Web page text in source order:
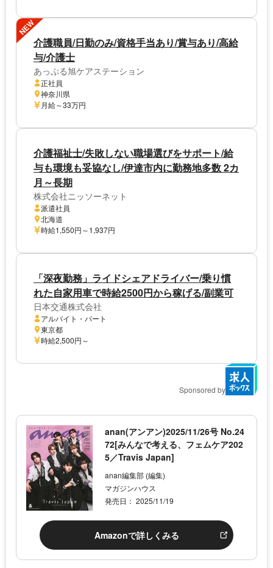
NEW
介護職員/日勤のみ/資格手当あり/賞与あり/高給
与/介護士
あっぷる旭ケアステーション
正社員
神奈川県
月給～33万円
介護福祉士/失敗しない職場選びをサポート/給
与も環境も妥協なし/伊達市内に勤務地多数 2カ
月～長期
株式会社ニッソーネット
派遣社員
北海道
時給1,550円～1,937円
「深夜勤務」ライドシェアドライバー/乗り慣
れた自家用車で時給2500円から稼げる/副業可
日本交通株式会社
アルバイト・パート
東京都
時給2,500円～
Sponsored by
anan(アンアン)2025/11/26号 No.24
72[みんなで考える、フェムケア202
5／Travis Japan]
anan編集部 (編集)
マガジンハウス
発売日： 2025/11/19
Amazonで詳しくみる